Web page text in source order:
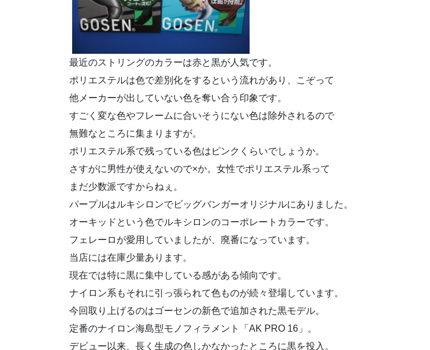
最近のストリングのカラーは赤と黒が人気です。
ポリエステルは色で差別化をするという流れがあり、こぞって
他メーカーが出していない色を奪い合う印象です。
すごく変な色やフレームに合いそうにない色は除外されるので
無難なところに集まりますが。
ポリエステル系で残っている色はピンクくらいでしょうか。
さすがに男性が使えないので×か。女性でポリエステル系って
まだ少数派ですからねぇ。
パープルはルキシロンでビッグバンガーオリジナルにありました。
オーキッドという色でルキシロンのコーポレートカラーです。
フェレーロが愛用していましたが、廃番になっています。
当店には在庫少量あります。
現在では特に黒に集中している感がある傾向です。
ナイロン系もそれに引っ張られて色ものが続々登場しています。
今回取り上げるのはゴーセンの新色で追加された黒モデル。
定番のナイロン海島型モノフィラメント「AK PRO 16」。
デビュー以来、長く生成の色しかなかったところに黒を投入。